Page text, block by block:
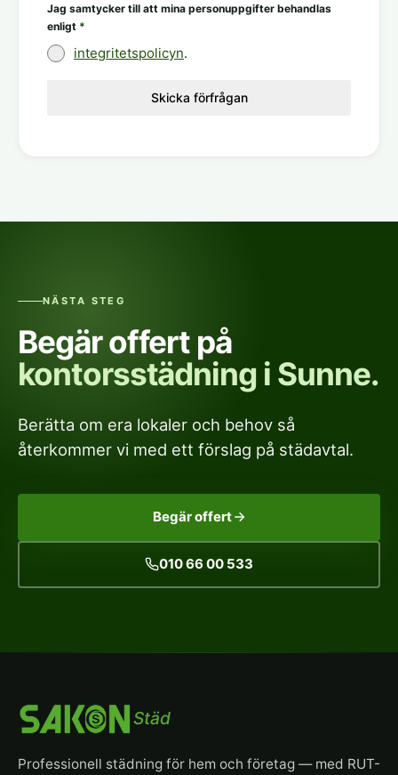
Jag samtycker till att mina personuppgifter behandlas
enligt *
integritetspolicyn.
Skicka förfrågan
NÄSTA STEG
Begär offert på
kontorsstädning i Sunne.
Berätta om era lokaler och behov så
återkommer vi med ett förslag på städavtal.
Begär offert
010 66 00 533
Städ
Professionell städning för hem och företag — med RUT-